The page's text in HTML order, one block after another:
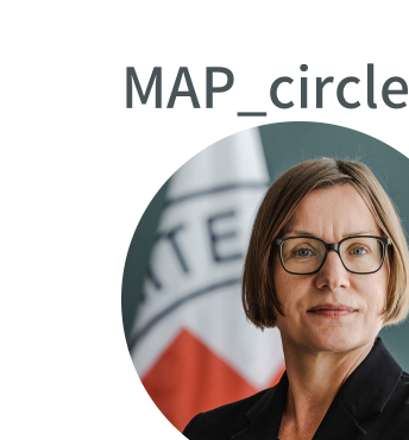
MAP_circle